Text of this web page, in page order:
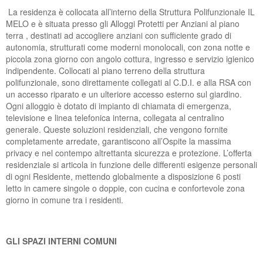
La residenza è collocata all’interno della Struttura Polifunzionale IL
MELO e è situata presso gli Alloggi Protetti per Anziani al piano
terra , destinati ad accogliere anziani con sufficiente grado di
autonomia, strutturati come moderni monolocali, con zona notte e
piccola zona giorno con angolo cottura, ingresso e servizio igienico
indipendente. Collocati al piano terreno della struttura
polifunzionale, sono direttamente collegati al C.D.I. e alla RSA con
un accesso riparato e un ulteriore accesso esterno sul giardino.
Ogni alloggio è dotato di impianto di chiamata di emergenza,
televisione e linea telefonica interna, collegata al centralino
generale. Queste soluzioni residenziali, che vengono fornite
completamente arredate, garantiscono all’Ospite la massima
privacy e nel contempo altrettanta sicurezza e protezione. L’offerta
residenziale si articola in funzione delle differenti esigenze personali
di ogni Residente, mettendo globalmente a disposizione 6 posti
letto in camere singole o doppie, con cucina e confortevole zona
giorno in comune tra i residenti.
GLI SPAZI INTERNI COMUNI
DOVE SIAMO
CONTATTI
INFORMAZIONI GENERALI
UFFICIO RELAZIONI CON IL PUBBLICO
UNIVERSITÀ DEL MELO
AGENZIA ANIMATIVA
DIPARTIMENTO FORMAZIONE
UFFICIO DEL PERSONALE
PEC POSTA ELETTRONICA CERTIFICATA
CODICE ETICO
POLITICA INTEGRATA
PUBBLICAZIONI
NEWS DEL MELO
RSA
DIPARTIMENTO RSA
DIPARTIMENTO ALZHEIMER
CARTA DEI SERVIZI E REGOLAMENTO DELL'RSA
MODULISTICA RSA
PHOTOGALLERY
ALLOGGI PROTETTI, MINI ALLOGGI E CAMPUS
ALLOGGI PROTETTI E MINI ALLOGGI
CARTA E REGOLAMENTO DEGLI ALLOGGI
PROTETTI E MINI ALLOGGI
CAMPUS
CARTA E REGOLAMENTO CAMPUS
MODULISTICA RSA
PHOTOGALLERY
CENTRO DIURNO INTEGRATO E ALZHEIMER
CENTRO DIURNO
CARTA DEI SERVIZI E REGOLAMENTO CENTRO
DIURNO INTEGRATO
CARTA DEI SERVIZI DEL CENTRO DIURNO
INTEGRATO PROTETTO
MODULISTICA CENTRI DIURNI
RSA APERTA
CAMPUS
CAMPUS
CARTA E REGOLAMENTO CAMPUS
SERVIZI SANITARI
POLIAMBULATORIO SPECIALISTICO
TERAPIE FISICHE E INFERMIERISTICHE
CURE DOMICILIARI
CARTA DEI SERVIZI CURE DOMICILIARI
UNIVERSITÀ DEL MELO
CHI SIAMO
NEWS
PROGRAMMA CORSI
LEZIONI ACCADEMICHE
LABORATORI
SCOPRI L'UDM
SUCCEDE AL PLANET
NOLEGGIO SALE
FORMAZIONE
CORSI IN AGENDA
CORSI ASA-OSS-RIQUALIFICA
MODULO PRE-ISCRIZIONE CORSI
ORGANIGRAMMA DEL DIPARTIMENTO
CURRICULUM DELL'ATTIVITA' FORMATIVA
ACCREDITAMENTO PRESSO LA REGIONE
CERTIFICAZIONE ISO
DOCUMENTI E MODULISTICA